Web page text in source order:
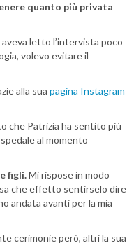
quanto più privata
aveva letto l’intervista poco
volevo evitare il
alla sua pagina Instagram
che Patrizia ha sentito più
al momento
figli.Mi rispose in modo
che effetto sentirselo dire
andata avanti per la mia
cerimonie però, altri la sua